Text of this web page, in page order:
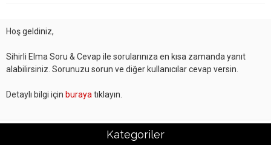
Hoş geldiniz,
Sihirli Elma Soru & Cevap ile sorularınıza en kısa zamanda yanıt
alabilirsiniz. Sorunuzu sorun ve diğer kullanıcılar cevap versin.
Detaylı bilgi için buraya tıklayın.
Kategoriler